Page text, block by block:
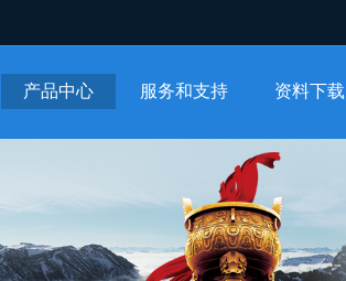
产品中心 服务和支持 资料下载